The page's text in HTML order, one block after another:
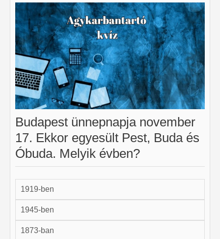
Budapest ünnepnapja november
17. Ekkor egyesült Pest, Buda és
Óbuda. Melyik évben?
1919-ben
1945-ben
1873-ban